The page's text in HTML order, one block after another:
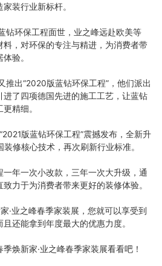
装行业新标杆。
环保工程面世，业之峰远赴欧美等
，对环保的专注与精进，为消费者带
验。
出“2020版蓝钻环保工程”，他们派出
进了四项德国先进的施工工艺，让蓝钻
精细。
版蓝钻环保工程”震撼发布，全新升
修核心技术，再次刷新行业标准。
年一次小改款，三年一次大升级，通
力于为消费者带来更好的装修体验。
业之峰春季家装展，您就可以享受到
还能拿到年度最大的优惠力度。
新家·业之峰春季家装展看看吧！